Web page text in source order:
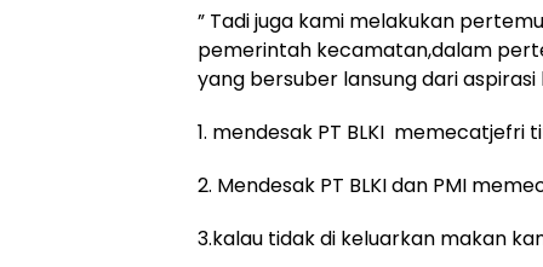
” Tadi juga kami melakukan
pemerintah kecamatan,dalam
yang bersuber lansung dari
1. mendesak PT BLKI memecatjefri
2. Mendesak PT BLKI dan PMI
3.kalau tidak di keluarkan makan